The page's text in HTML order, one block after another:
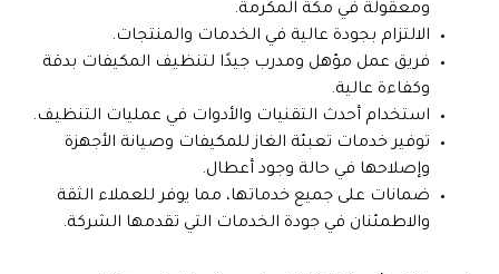
ومعقولة في مكة المكرمة.
الالتزام بجودة عالية في الخدمات والمنتجات.
فريق عمل مؤهل ومدرب جيدًا لتنظيف المكيفات بدقة
وكفاءة عالية.
استخدام أحدث التقنيات والأدوات في عمليات التنظيف.
توفير خدمات تعبئة الغاز للمكيفات وصيانة الأجهزة
وإصلاحها في حالة وجود أعطال.
ضمانات على جميع خدماتها، مما يوفر للعملاء الثقة
والاطمئنان في جودة الخدمات التي تقدمها الشركة.